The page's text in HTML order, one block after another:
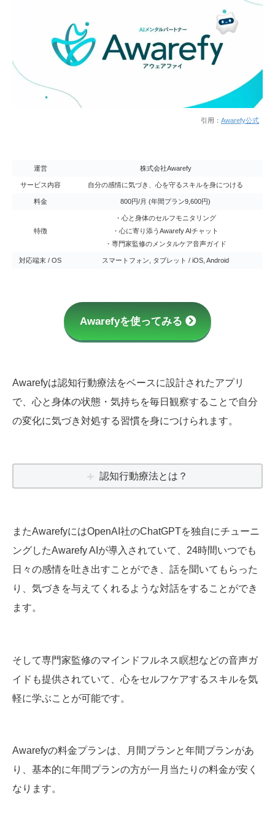
引用： Awarefy公式
運営 株式会社Awarefy
サービス内容 自分の感情に気づき、心を守るスキルを身につける
料金 800円/月 (年間プラン9,600円)
特徴
・心と身体のセルフモニタリング
・心に寄り添うAwarefy AIチャット
・専門家監修のメンタルケア音声ガイド
対応端末 / OS スマートフォン, タブレット / iOS, Android
Awarefyを使ってみる
Awarefyは認知行動療法をベースに設計されたアプリ
で、心と身体の状態・気持ちを毎日観察することで自分
の変化に気づき対処する習慣を身につけられます。
認知行動療法とは？
またAwarefyにはOpenAI社のChatGPTを独自にチューニ
ングしたAwarefy AIが導入されていて、24時間いつでも
日々の感情を吐き出すことができ、話を聞いてもらった
り、気づきを与えてくれるような対話をすることができ
ます。
そして専門家監修のマインドフルネス瞑想などの音声ガ
イドも提供されていて、心をセルフケアするスキルを気
軽に学ぶことが可能です。
Awarefyの料金プランは、月間プランと年間プランがあ
り、基本的に年間プランの方が一月当たりの料金が安く
なります。